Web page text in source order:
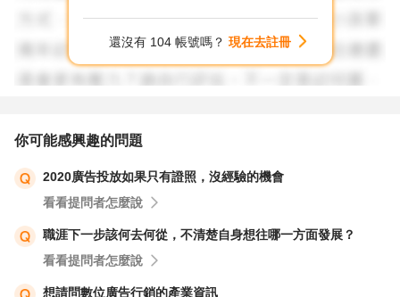
還沒有 104 帳號嗎？ 現在去註冊
你可能感興趣的問題
2020廣告投放如果只有證照，沒經驗的機會
看看提問者怎麼說
職涯下一步該何去何從，不清楚自身想往哪一方面發展？
看看提問者怎麼說
想請問數位廣告行銷的產業資訊